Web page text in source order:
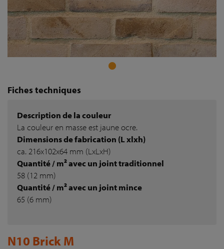
Fiches techniques
Description de la couleur
La couleur en masse est jaune ocre.
Dimensions de fabrication (L xlxh)
ca. 216x102x64 mm (LxLxH)
Quantité / m² avec un joint traditionnel
58 (12 mm)
Quantité / m² avec un joint mince
65 (6 mm)
N10 Brick M